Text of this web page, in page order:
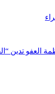
العفو تدين